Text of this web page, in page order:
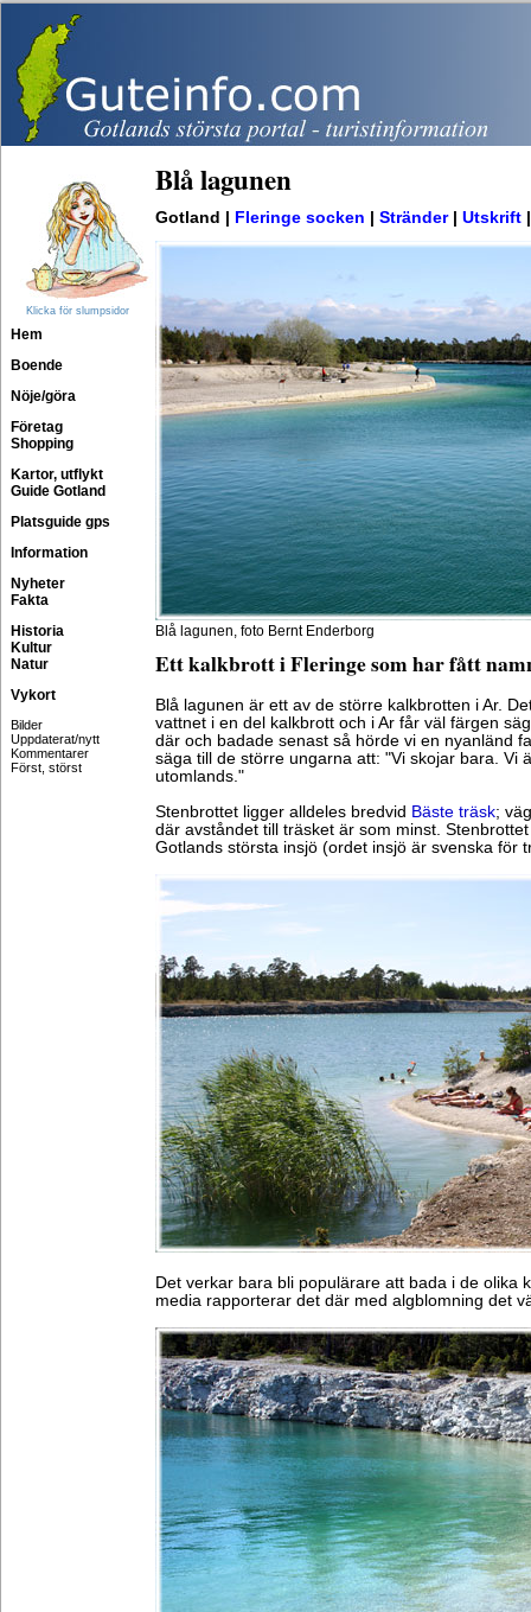
Klicka för slumpsidor
Hem
Boende
Nöje/göra
Företag
Shopping
Kartor, utflykt
Guide Gotland
Platsguide gps
Information
Nyheter
Fakta
Historia
Kultur
Natur
Vykort
Bilder
Uppdaterat/nytt
Kommentarer
Först, störst
Blå lagunen
Gotland | Fleringe socken Stränder| Utskrift
Blå lagunen, foto Bernt Enderborg
Ett kalkbrott i Fleringe som har fått
Blå lagunen är ett av de större kalkbrotten i Ar.
vattnet i en del kalkbrott och i Ar får väl färgen
där och badade senast så hörde vi en nyanländ
säga till de större ungarna att: "Vi skojar bara. Vi
utomlands."
Stenbrottet ligger alldeles bredvid Bäste träsk;
där avståndet till träsket är som minst.
Gotlands största insjö (ordet insjö är svenska för
Det verkar bara bli populärare att bada i de olika
media rapporterar det där med algblomning det